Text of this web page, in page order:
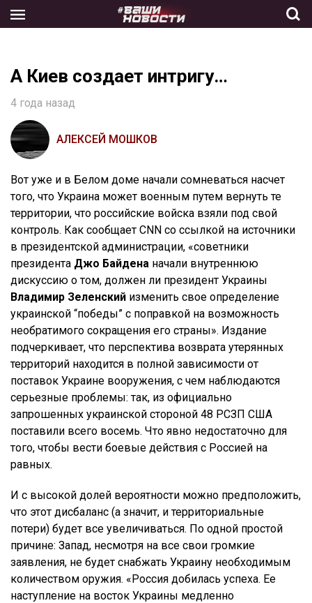
the
А Киев создает интригу…
4 года назад
АЛЕКСЕЙ МОШКОВ
Вот уже и в Белом доме начали сомневаться насчет
того, что Украина может военным путем вернуть те
территории, что российские войска взяли под свой
контроль. Как сообщает CNN со ссылкой на источники
в президентской администрации, «советники
президента Джо Байдена начали внутреннюю
дискуссию о том, должен ли президент Украины
Владимир Зеленский изменить свое определение
украинской “победы” с поправкой на возможность
необратимого сокращения его страны». Издание
подчеркивает, что перспектива возврата утерянных
территорий находится в полной зависимости от
поставок Украине вооружения, с чем наблюдаются
серьезные проблемы: так, из официально
запрошенных украинской стороной 48 РСЗП США
поставили всего восемь. Что явно недостаточно для
того, чтобы вести боевые действия с Россией на
равных.
И с высокой долей вероятности можно предположить,
что этот дисбаланс (а значит, и территориальные
потери) будет все увеличиваться. По одной простой
причине: Запад, несмотря на все свои громкие
заявления, не будет снабжать Украину необходимым
количеством оружия. «Россия добилась успеха. Ее
наступление на восток Украины медленно